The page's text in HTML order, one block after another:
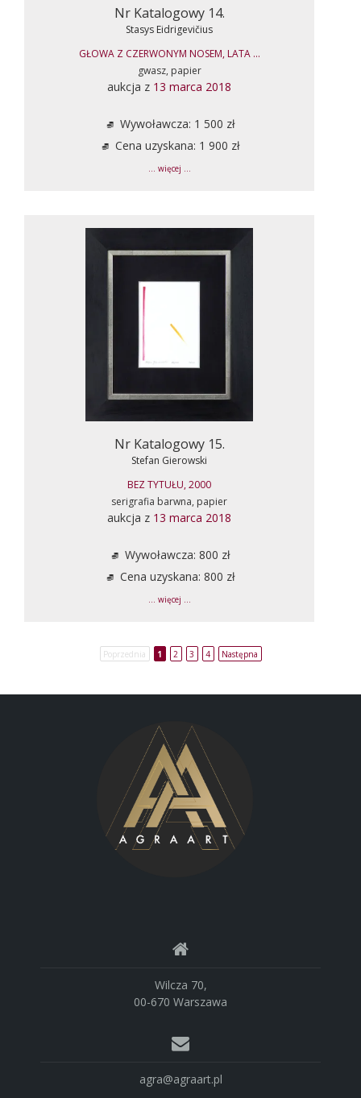
Nr Katalogowy 14.
Stasys Eidrigevičius
GŁOWA Z CZERWONYM NOSEM, LATA ...
gwasz, papier
aukcja z 13 marca 2018
Wywoławcza: 1 500 zł
Cena uzyskana: 1 900 zł
... więcej ...
Nr Katalogowy 15.
Stefan Gierowski
BEZ TYTUŁU, 2000
serigrafia barwna, papier
aukcja z 13 marca 2018
Wywoławcza: 800 zł
Cena uzyskana: 800 zł
... więcej ...
Poprzednia 1 2 3 4 Następna
Wilcza 70,
00-670 Warszawa
agra@agraart.pl